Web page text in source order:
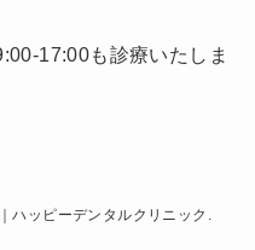
17:00も診療いたしま
ハッピーデンタルクリニック.